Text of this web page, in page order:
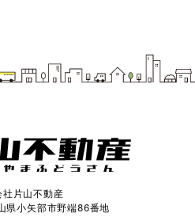
社片山不動産
小矢部市野端86番地